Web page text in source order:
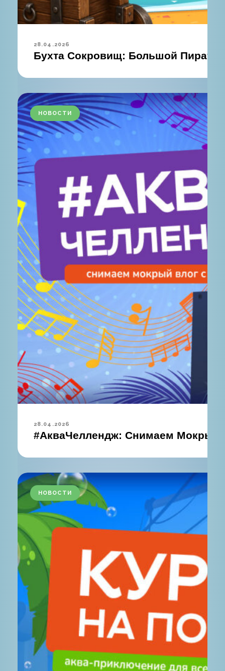
28.04.2026
Бухта Сокровищ: Большой
НОВОСТИ
28.04.2026
#АкваЧеллендж: Снимаем Мокрый
НОВОСТИ